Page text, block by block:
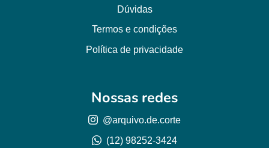
Dúvidas
Termos e condições
Política de privacidade
Nossas redes
@arquivo.de.corte
(12) 98252-3424